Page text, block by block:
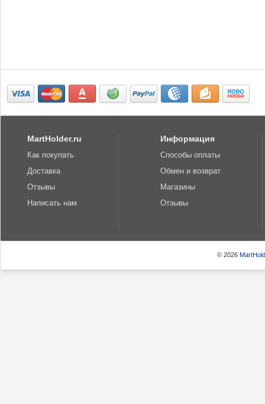
MartHolder.ru
Как покупать
Доставка
Отзывы
Написать нам
Информация
Способы оплаты
Обмен и возврат
Магазины
Отзывы
© 2026